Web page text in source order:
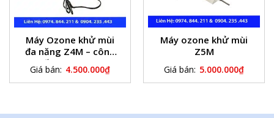
Máy Ozone khử mùi
đa năng Z4M – công
suất ozone 4g/h
Giá bán: 4.500.000₫
Máy ozone khử mùi
Z5M
Giá bán: 5.000.000₫